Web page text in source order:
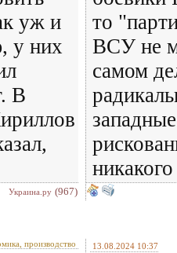
уж и
у них
В
Украина.ру (967)
то
ВСУ не
самом
производство 13.08.2024 10:37